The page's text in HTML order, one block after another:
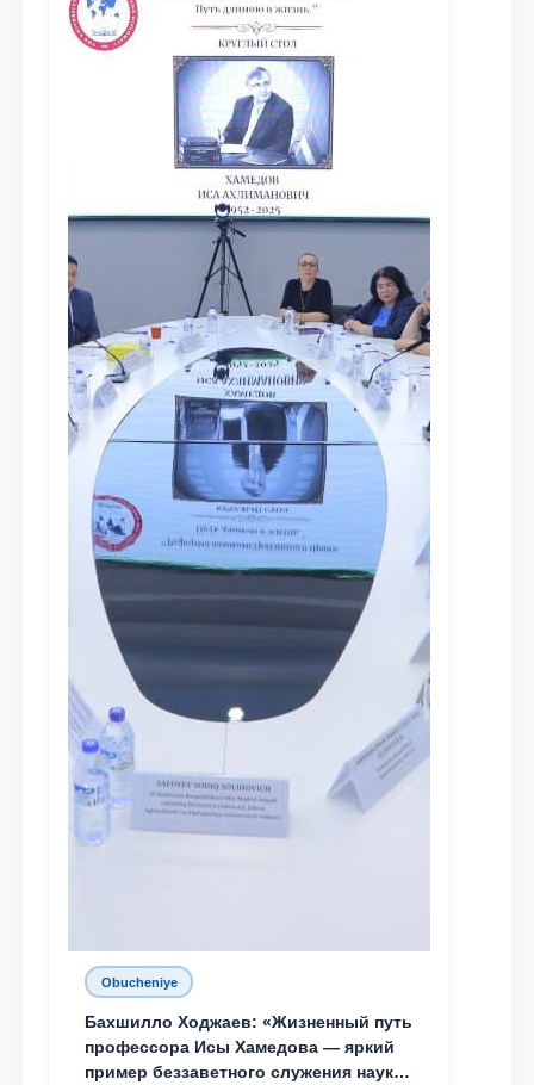
противодействия коррупции
Obucheniye
Бахшилло Ходжаев: «Жизненный путь
профессора Исы Хамедова — яркий
пример беззаветного служения науке,